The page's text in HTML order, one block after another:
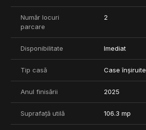
Număr locuri
parcare
2
Disponibilitate Imediat
Tip casă Case înșiruite
Anul finisării 2025
Suprafață utilă 106.3 mp